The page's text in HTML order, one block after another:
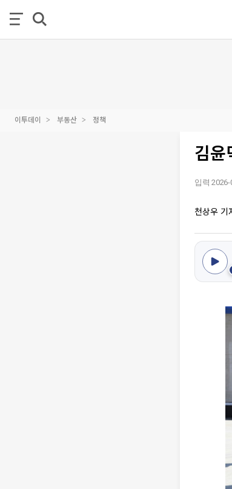
이투데이 부동산 정책
김윤
입력 2026-
천상우 기